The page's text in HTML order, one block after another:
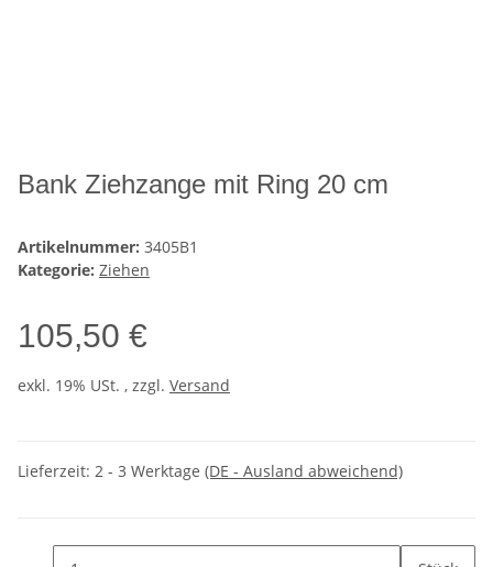
Bank Ziehzange mit Ring 20 cm
Artikelnummer: 3405B1
Kategorie: Ziehen
105,50 €
exkl. 19% USt. , zzgl. Versand
Lieferzeit: 2 - 3 Werktage (DE - Ausland abweichend)